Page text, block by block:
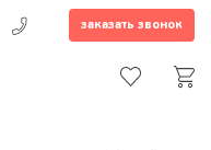
заказать звонок